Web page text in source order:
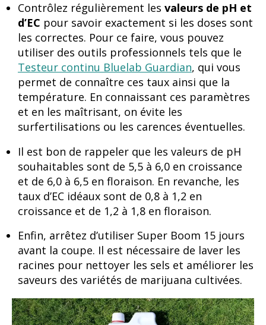
Contrôlez régulièrement les valeurs de pH et
d’EC pour savoir exactement si les doses sont
les correctes. Pour ce faire, vous pouvez
utiliser des outils professionnels tels que le
Testeur continu Bluelab Guardian, qui vous
permet de connaître ces taux ainsi que la
température. En connaissant ces paramètres
et en les maîtrisant, on évite les
surfertilisations ou les carences éventuelles.
Il est bon de rappeler que les valeurs de pH
souhaitables sont de 5,5 à 6,0 en croissance
et de 6,0 à 6,5 en floraison. En revanche, les
taux d’EC idéaux sont de 0,8 à 1,2 en
croissance et de 1,2 à 1,8 en floraison.
Enfin, arrêtez d’utiliser Super Boom 15 jours
avant la coupe. Il est nécessaire de laver les
racines pour nettoyer les sels et améliorer les
saveurs des variétés de marijuana cultivées.